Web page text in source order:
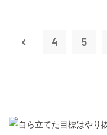
4 5